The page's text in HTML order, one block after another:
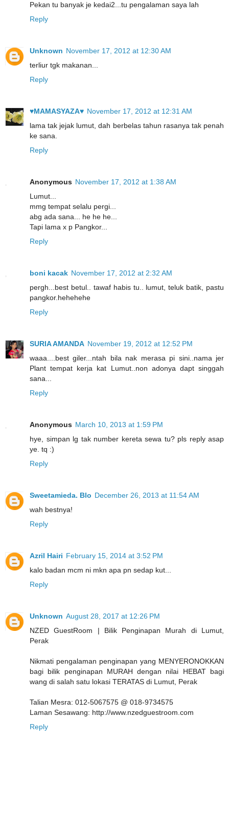
Pekan tu banyak je kedai2...tu pengalaman saya lah
Reply
Unknown November 17, 2012 at 12:30 AM
terliur tgk makanan...
Reply
♥MAMASYAZA♥ November 17, 2012 at 12:31 AM
lama tak jejak lumut, dah berbelas tahun rasanya tak penah
ke sana.
Reply
Anonymous November 17, 2012 at 1:38 AM
Lumut...
mmg tempat selalu pergi...
abg ada sana... he he he...
Tapi lama x p Pangkor...
Reply
boni kacak November 17, 2012 at 2:32 AM
pergh...best betul.. tawaf habis tu.. lumut, teluk batik, pastu
pangkor.hehehehe
Reply
SURIA AMANDA November 19, 2012 at 12:52 PM
waaa....best giler...ntah bila nak merasa pi sini..nama jer
Plant tempat kerja kat Lumut..non adonya dapt singgah
sana...
Reply
Anonymous March 10, 2013 at 1:59 PM
hye, simpan lg tak number kereta sewa tu? pls reply asap
ye. tq :)
Reply
Sweetamieda. Blo December 26, 2013 at 11:54 AM
wah bestnya!
Reply
Azril Hairi February 15, 2014 at 3:52 PM
kalo badan mcm ni mkn apa pn sedap kut...
Reply
Unknown August 28, 2017 at 12:26 PM
NZED GuestRoom | Bilik Penginapan Murah di Lumut,
Perak
Nikmati pengalaman penginapan yang MENYERONOKKAN
bagi bilik penginapan MURAH dengan nilai HEBAT bagi
wang di salah satu lokasi TERATAS di Lumut, Perak
Talian Mesra: 012-5067575 @ 018-9734575
Laman Sesawang: http://www.nzedguestroom.com
Reply